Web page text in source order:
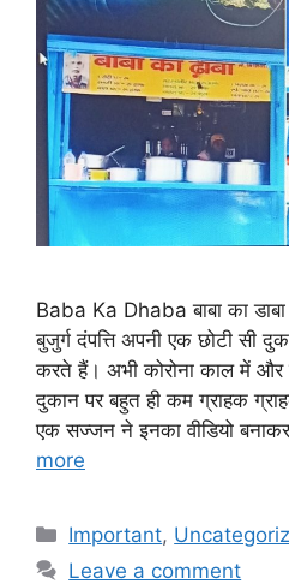
Baba Ka Dhaba बाबा का
बुजुर्ग दंपत्ति अपनी एक छोटी सी
करते हैं। अभी कोरोना काल में
दुकान पर बहुत ही कम ग्राहक
एक सज्जन ने इनका वीडियो
more
Categories
Important,
Leave a comment